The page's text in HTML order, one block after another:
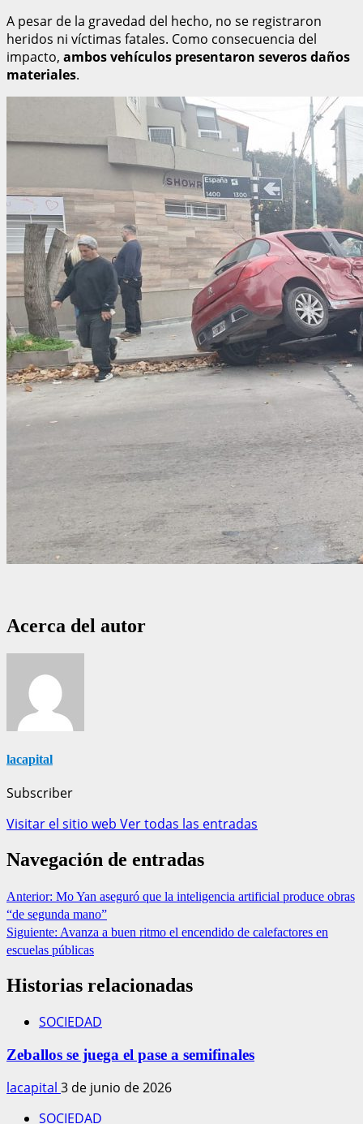
A pesar de la gravedad del hecho, no se registraron
heridos ni víctimas fatales. Como consecuencia del
impacto, ambos vehículos presentaron severos daños
materiales.
Acerca del autor
lacapital
Subscriber
Visitar el sitio web Ver todas las entradas
Navegación de entradas
Anterior: Mo Yan aseguró que la inteligencia artificial produce obras
“de segunda mano”
Siguiente: Avanza a buen ritmo el encendido de calefactores en
escuelas públicas
Historias relacionadas
SOCIEDAD
Zeballos se juega el pase a semifinales
lacapital 3 de junio de 2026
SOCIEDAD